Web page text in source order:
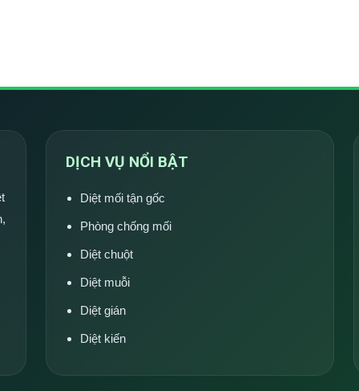
DỊCH VỤ NỔI BẬT
Diệt mối tận gốc
Phòng chống mối
Diệt chuột
Diệt muỗi
Diệt gián
Diệt kiến